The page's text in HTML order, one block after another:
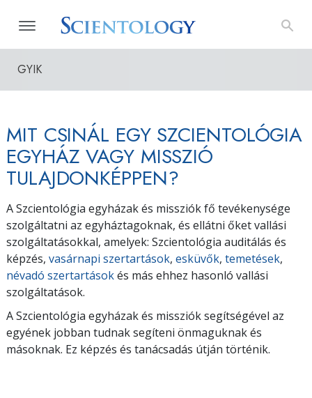
GYIK
MIT CSINÁL EGY SZCIENTOLÓGIA
EGYHÁZ VAGY MISSZIÓ
TULAJDONKÉPPEN?
A Szcientológia egyházak és missziók fő tevékenysége
szolgáltatni az egyháztagoknak, és ellátni őket vallási
szolgáltatásokkal, amelyek: Szcientológia auditálás és
képzés, vasárnapi szertartások, esküvők, temetések,
névadó szertartásokés más ehhez hasonló vallási
szolgáltatások.
A Szcientológia egyházak és missziók segítségével az
egyének jobban tudnak segíteni önmaguknak és
másoknak. Ez képzés és tanácsadás útján történik.